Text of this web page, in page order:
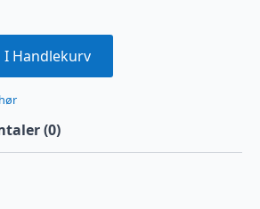
I Handlekurv
(0)